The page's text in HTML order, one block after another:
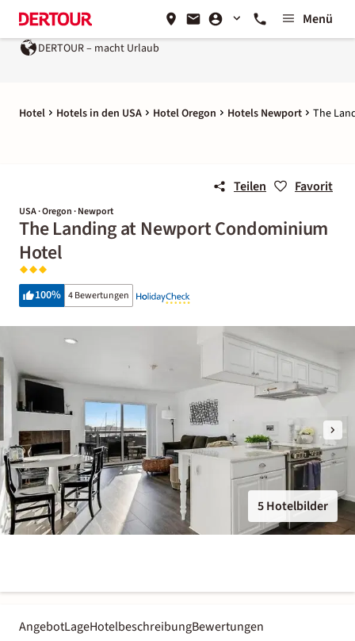
Menü
DERTOUR – macht Urlaub
Hotel Hotels in den USA Hotel Oregon Hotels Newport The
Teilen Favorit
USA · Oregon · Newport
The Landing at Newport Condominium
Hotel
100% 4 Bewertungen
5 Hotelbilder
AngebotLageHotelbeschreibungBewertungen